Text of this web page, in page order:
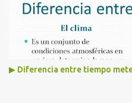
▶ Diferencia entre tiempo